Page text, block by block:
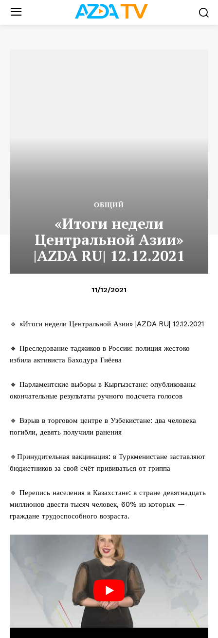
ОБЩИЙ
«Итоги недели
Центральной Азии»
|AZDA RU| 12.12.2021
11/12/2021
🔹 «Итоги недели Центральной Азии» |AZDA RU| 12.12.2021
🔹 Преследование таджиков в России: полиция жестоко
избила активиста Баходура Гиёева
🔹 Парламентские выборы в Кыргызстане: опубликованы
окончательные результаты ручного подсчета голосов
🔹 Взрыв в торговом центре в Узбекистане: два человека
погибли, девять получили ранения
🔹Принудительная вакцинация: в Туркменистане заставляют
бюджетников за свой счёт прививаться от гриппа
🔹 Перепись населения в Казахстане: в стране девятнадцать
миллионов двести тысяч человек, 60% из которых —
граждане трудоспособного возраста.